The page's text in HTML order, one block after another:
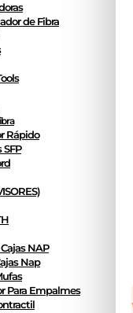
de Fibra
Rápido
SFP
NAP
Nap
Para Empalmes